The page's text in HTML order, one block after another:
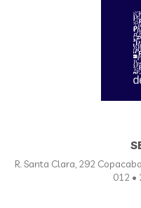
R. Santa Clara, 292
012 •